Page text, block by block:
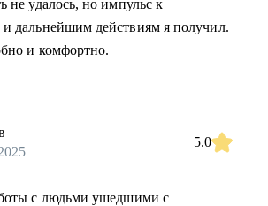
не удалось, но импульс к
дальнейшим действиям я получил.
и комфортно.
5.0
с людьми ушедшими с